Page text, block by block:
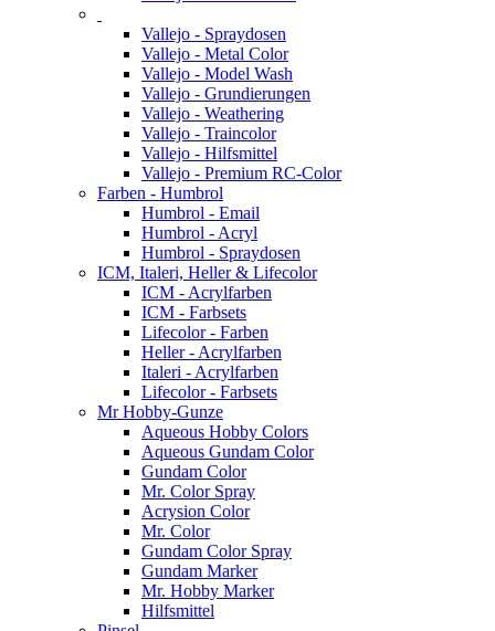
Vallejo - Spraydosen
Vallejo - Metal Color
Vallejo - Model Wash
Vallejo - Grundierungen
Vallejo - Weathering
Vallejo - Traincolor
Vallejo - Hilfsmittel
Vallejo - Premium RC-Color
Farben - Humbrol
Humbrol - Email
Humbrol - Acryl
Humbrol - Spraydosen
ICM, Italeri, Heller & Lifecolor
ICM - Acrylfarben
ICM - Farbsets
Lifecolor - Farben
Heller - Acrylfarben
Italeri - Acrylfarben
Lifecolor - Farbsets
Mr Hobby-Gunze
Aqueous Hobby Colors
Aqueous Gundam Color
Gundam Color
Mr. Color Spray
Acrysion Color
Mr. Color
Gundam Color Spray
Gundam Marker
Mr. Hobby Marker
Hilfsmittel